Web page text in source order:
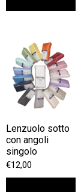
Lenzuolo sotto
con angoli
singolo
€12,00